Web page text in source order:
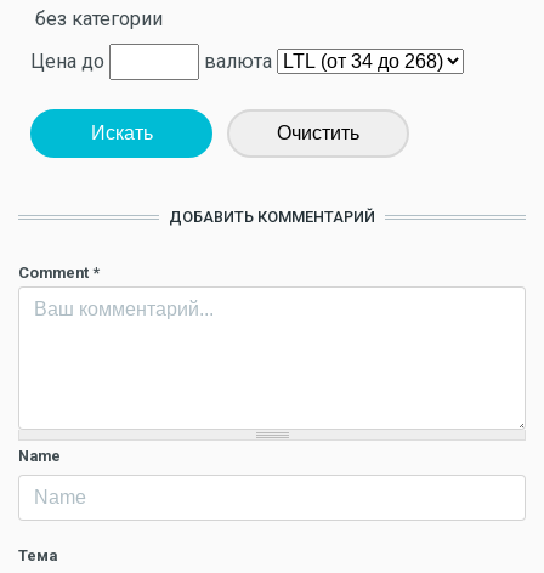
без категории
Цена до
валюта
Искать Очистить
ДОБАВИТЬ КОММЕНТАРИЙ
Comment *
Name
Тема